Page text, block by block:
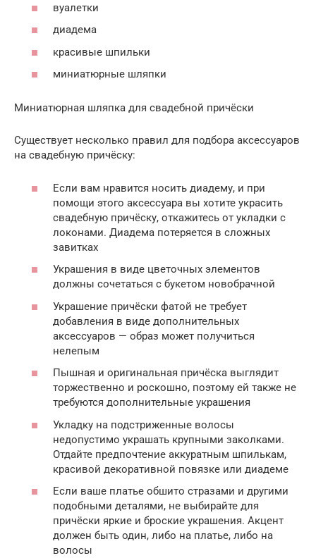
вуалетки
диадема
красивые шпильки
миниатюрные шляпки
Миниатюрная шляпка для свадебной причёски
Существует несколько правил для подбора аксессуаров
на свадебную причёску:
Если вам нравится носить диадему, и при
помощи этого аксессуара вы хотите украсить
свадебную причёску, откажитесь от укладки с
локонами. Диадема потеряется в сложных
завитках
Украшения в виде цветочных элементов
должны сочетаться с букетом новобрачной
Украшение причёски фатой не требует
добавления в виде дополнительных
аксессуаров — образ может получиться
нелепым
Пышная и оригинальная причёска выглядит
торжественно и роскошно, поэтому ей также не
требуются дополнительные украшения
Укладку на подстриженные волосы
недопустимо украшать крупными заколками.
Отдайте предпочтение аккуратным шпилькам,
красивой декоративной повязке или диадеме
Если ваше платье обшито стразами и другими
подобными деталями, не выбирайте для
причёски яркие и броские украшения. Акцент
должен быть один, либо на платье, либо на
волосы